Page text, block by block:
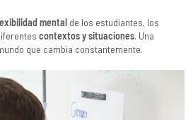
mental de los estudiantes, los
contextos y situaciones. Una
que cambia constantemente.